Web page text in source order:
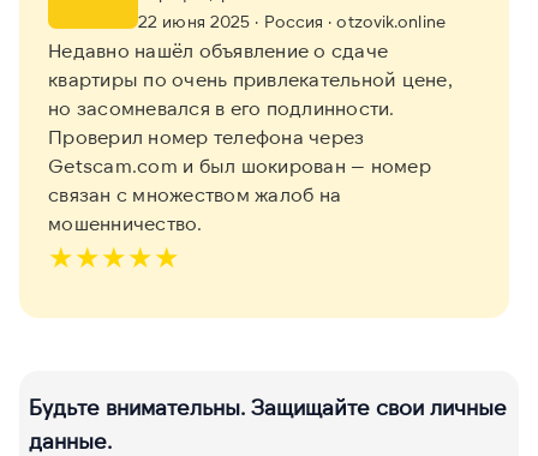
22 июня 2025 · Россия · otzovik.online
Недавно нашёл объявление о сдаче
квартиры по очень привлекательной цене,
но засомневался в его подлинности.
Проверил номер телефона через
Getscam.com и был шокирован — номер
связан с множеством жалоб на
мошенничество.
★★★★★
Будьте внимательны. Защищайте свои личные
данные.